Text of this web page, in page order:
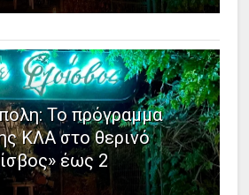
Το πρόγραμμα
ΚΛΑ στο θερινό
έως 2